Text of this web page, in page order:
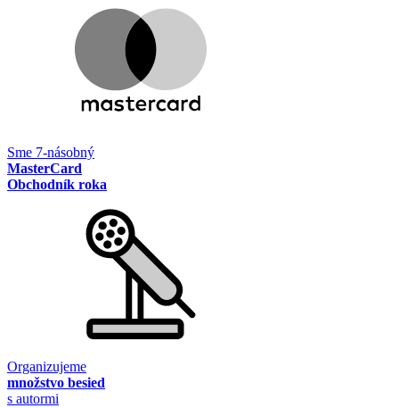
Sme 7-násobný
MasterCard
Obchodník roka
Organizujeme
množstvo besied
s autormi